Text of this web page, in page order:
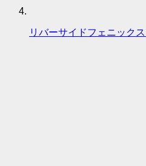
リバーサイドフェニック